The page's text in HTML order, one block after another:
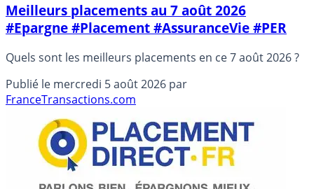
Meilleurs placements au 7 août 2026
#Epargne #Placement #AssuranceVie #PER
Quels sont les meilleurs placements en ce 7 août 2026 ?
Publié le mercredi 5 août 2026 par
FranceTransactions.com